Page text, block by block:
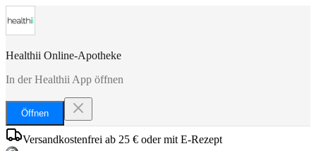
Healthii Online-Apotheke
In der Healthii App öffnen
Öffnen
Versandkostenfrei ab 25 € oder mit E-Rezept